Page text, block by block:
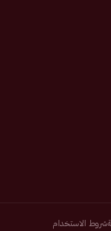
شروط الاستخدام